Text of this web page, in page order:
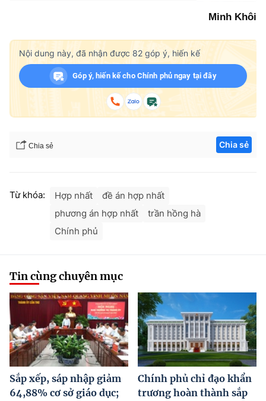
Minh Khôi
Nội dung này, đã nhận được 82 góp ý, hiến kế
Góp ý, hiến kế cho Chính phủ ngay tại đây
Chia sẻ Chia sẻ
Từ khóa: Hợp nhất
đề án hợp nhất
phương án hợp nhất
trần hồng hà
Chính phủ
Tin cùng chuyên mục
Sắp xếp, sáp nhập giảm
64,88% cơ sở giáo dục;
Chính phủ chỉ đạo khẩn
trương hoàn thành sắp